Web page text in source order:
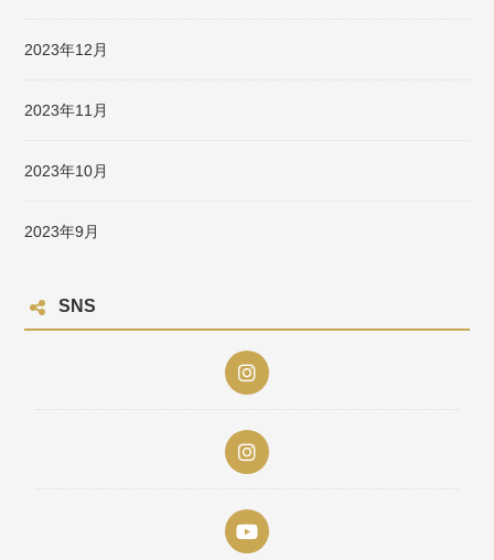
2023年12月
2023年11月
2023年10月
2023年9月
SNS